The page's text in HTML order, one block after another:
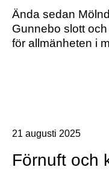
Ända sedan
Gunnebo slott
för allmänheten i
21 augusti 2025
Förnuft och